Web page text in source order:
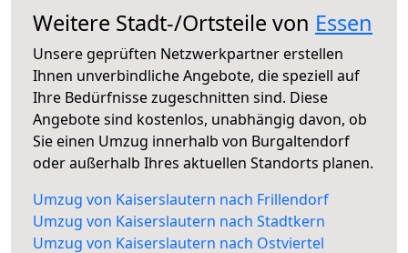
Weitere Stadt-/Ortsteile von Essen
Unsere geprüften Netzwerkpartner erstellen
Ihnen unverbindliche Angebote, die speziell auf
Ihre Bedürfnisse zugeschnitten sind. Diese
Angebote sind kostenlos, unabhängig davon, ob
Sie einen Umzug innerhalb von Burgaltendorf
oder außerhalb Ihres aktuellen Standorts planen.
Umzug von Kaiserslautern nach Frillendorf
Umzug von Kaiserslautern nach Stadtkern
Umzug von Kaiserslautern nach Ostviertel